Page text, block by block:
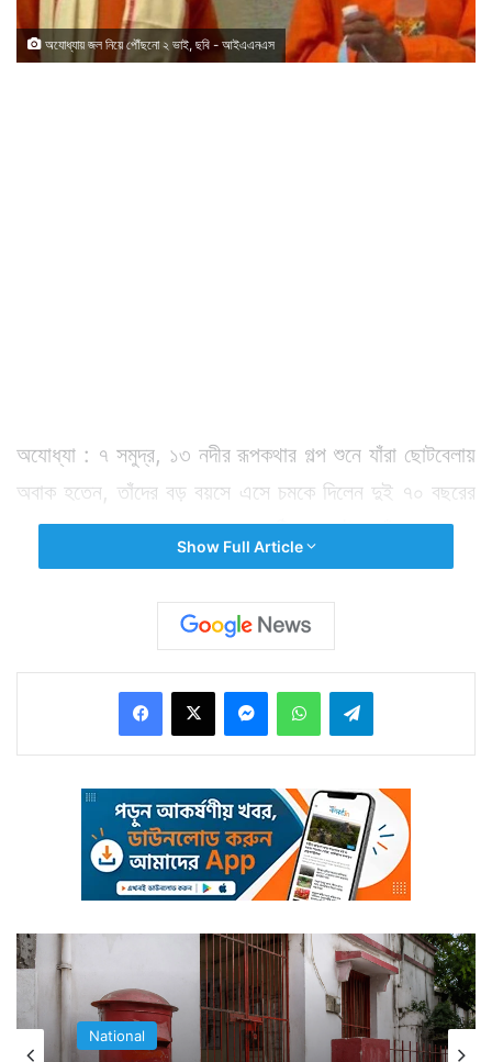
অযোধ্যায় জল নিয়ে পৌঁছনো ২ ভাই, ছবি - আইএএনএস
অযোধ্যা : ৭ সমুদ্র, ১৩ নদীর রূপকথার গল্প শুনে যাঁরা ছোটবেলায়
অবাক হতেন, তাঁদের বড় বয়সে এসে চমকে দিলেন দুই ৭০ বছরের
বৃদ্ধ। রূপকথার গল্পের চেয়েও কঠিন কাজটা তাঁরা করেছেন
অযোধ্যায় ভূমি পুজোর জন্য। ৩টি সমুদ্র ও ১৫১টি নদীর জল
সংগ্রহ করে তাঁরা ঠিক ভূমি পুজোর আগেই হাজির হলেন
অযোধ্যায়। নিয়ে এলেন ১৬টি তীর্থক্ষেত্রের মাটিও। ৭০ বছরের ২
বৃদ্ধের এই উৎসাহ অবাক করেছে অনেককে।
Show Full Article
National